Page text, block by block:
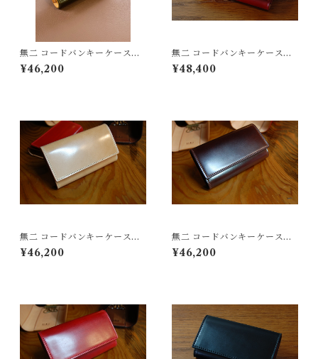
無二 コードバンキーケース
オイルコードバン・オリーブ×
ベージュ
¥46,200
無二 コードバンキーケース
オイルコードバン・レッド×ベ
ージュ（カスタム）
¥48,400
無二 コードバンキーケース
オイルコードバン・ナチュラ
ル×ベージュ
¥46,200
無二 コードバンキーケース
オイルコードバン・バーガン
ディ×ブラウン
¥46,200